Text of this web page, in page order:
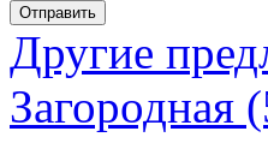
Отправить
Другие
Загородная